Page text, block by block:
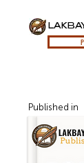
Published in